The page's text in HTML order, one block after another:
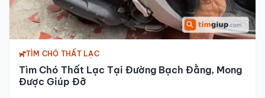
TÌM CHÓ THẤT LẠC
Tìm Chó Thất Lạc Tại Đường Bạch Đằng, Mong
Được Giúp Đỡ